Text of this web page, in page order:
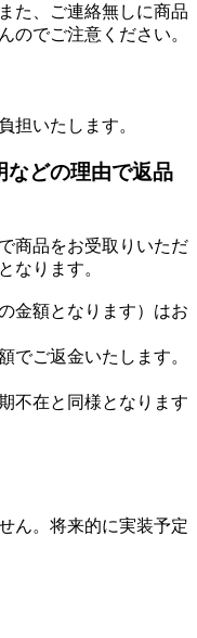
た、ご連絡無しに商品
のでご注意ください。
担いたします。
などの理由で返品
商品をお受取りいただ
なります。
金額となります）はお
でご返金いたします。
不在と同様となります
ん。将来的に実装予定